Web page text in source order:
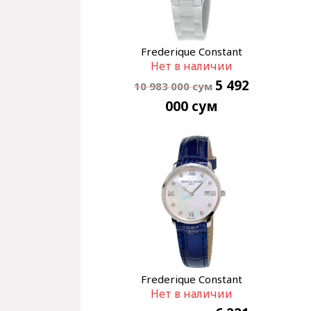
Frederique Constant
Horological Smartwatch
FC-281WH3ER6
Нет в наличии
10 983 000сум 5 492
000 сум
Frederique Constant
Slimline FC-220MPWD3S6
Нет в наличии